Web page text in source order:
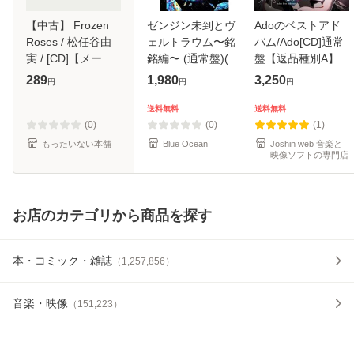
【中古】 Frozen
Roses / 松任谷由
実 / [CD]【メール
便送料無料】
289円
(0)
もったいない本舗
ゼンジン未到とヴ
ェルトラウム〜銘
銘編〜 (通常盤)(2
枚組) [DVD]
1,980円
送料無料
(0)
Blue Ocean
Adoのベストアド
バム/Ado[CD]通常
盤【返品種別A】
3,250円
送料無料
(1)
Joshin web 音楽と
映像ソフトの専門店
お店のカテゴリから商品を探す
本・コミック・雑誌 （ 1,257,856 ）
音楽・映像 （ 151,223 ）